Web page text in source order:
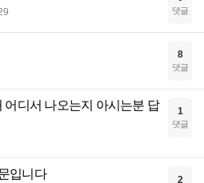
댓글
8
댓글
어디서 나오는지 아시는분 답
1
댓글
입니다 2